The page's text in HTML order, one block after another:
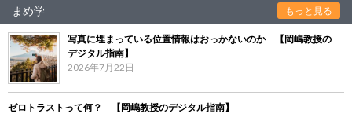
まめ学 もっと見る
写真に埋まっている位置情報はおっかないのか 【岡嶋教授の
デジタル指南】
2026年7月22日
ゼロトラストって何？ 【岡嶋教授のデジタル指南】